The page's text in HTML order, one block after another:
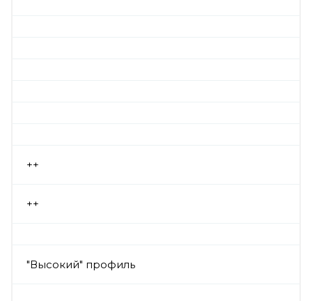
++
++
"Высокий" профиль